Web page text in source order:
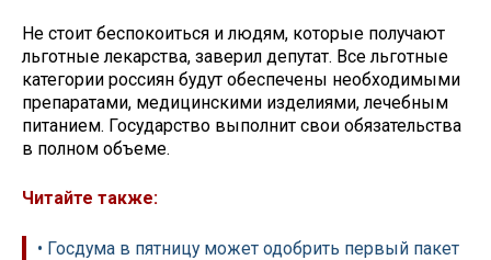
Не стоит беспокоиться и людям, которые получают
льготные лекарства, заверил депутат. Все льготные
категории россиян будут обеспечены необходимыми
препаратами, медицинскими изделиями, лечебным
питанием. Государство выполнит свои обязательства
в полном объеме.
Читайте также:
• Госдума в пятницу может одобрить первый пакет